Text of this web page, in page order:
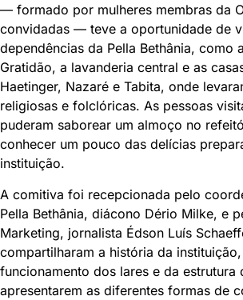
— formado por mulheres membras da
convidadas — teve a oportunidade de
dependências da Pella Bethânia, como
Gratidão, a lavanderia central e as
Haetinger, Nazaré e Tabita, onde
religiosas e folclóricas. As pessoas
puderam saborear um almoço no
conhecer um pouco das delícias
instituição.
A comitiva foi recepcionada pelo
Pella Bethânia, diácono Dério Milke, e
Marketing, jornalista Édson Luís
compartilharam a história da
funcionamento dos lares e da estrutura
apresentarem as diferentes formas de